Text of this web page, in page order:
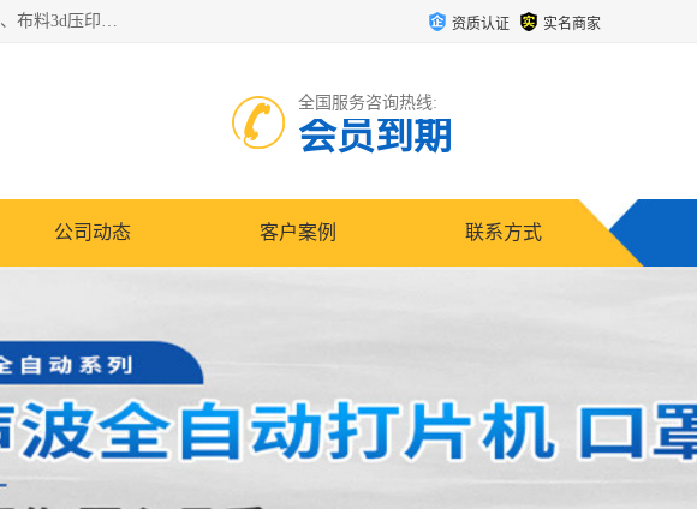
常州联宇机电自动化科技有限公司主营产品：pvc塑料焊机、高频热合机、软膜天花压边机、服装布料凹凸压花机、布料3d压印设备、服装植胶设备、超声波布料花边机、无纺布热合机、全自动压花机。 资质认证 实名商家
全国服务咨询热线:
会员到期
公司动态 客户案例 联系方式